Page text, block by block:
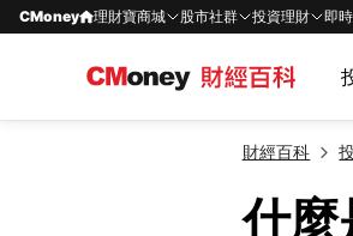
CMoney 理財寶商城 股市社群 投資理財 即
財經百科
什麼